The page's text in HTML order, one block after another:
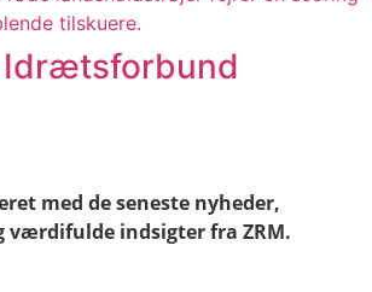
Idrætsforbund
med de seneste nyheder,
værdifulde indsigter fra ZRM.